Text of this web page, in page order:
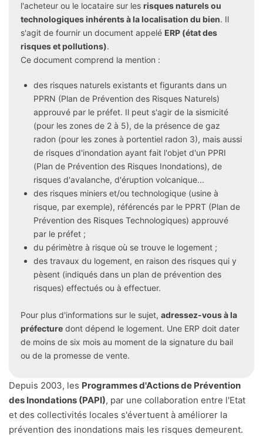
l'acheteur ou le locataire sur les risques naturels ou
technologiques inhérents à la localisation du bien. Il
s'agit de fournir un document appelé ERP (état des
risques et pollutions).
Ce document comprend la mention :
des risques naturels existants et figurants dans un
PPRN (Plan de Prévention des Risques Naturels)
approuvé par le préfet. Il peut s'agir de la sismicité
(pour les zones de 2 à 5), de la présence de gaz
radon (pour les zones à portentiel radon 3), mais aussi
de risques d'inondation ayant fait l'objet d'un PPRI
(Plan de Prévention des Risques Inondations), de
risques d'avalanche, d'éruption volcanique...
des risques miniers et/ou technologique (usine à
risque, par exemple), référencés par le PPRT (Plan de
Prévention des Risques Technologiques) approuvé
par le préfet ;
du périmètre à risque où se trouve le logement ;
des travaux du logement, en raison des risques qui y
pèsent (indiqués dans un plan de prévention des
risques) effectués ou à effectuer.
Pour plus d'informations sur le sujet, adressez-vous à la
préfecture dont dépend le logement. Une ERP doit dater
de moins de six mois au moment de la signature du bail
ou de la promesse de vente.
Depuis 2003, les Programmes d'Actions de Prévention
des Inondations (PAPI), par une collaboration entre l'Etat
et des collectivités locales s'évertuent à améliorer la
prévention des inondations mais les risques demeurent.